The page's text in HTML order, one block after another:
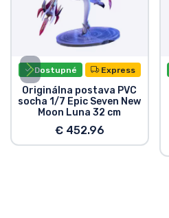
Dostupné Express
Originálna postava PVC
socha 1/7 Epic Seven New
Moon Luna 32 cm
€ 452.96